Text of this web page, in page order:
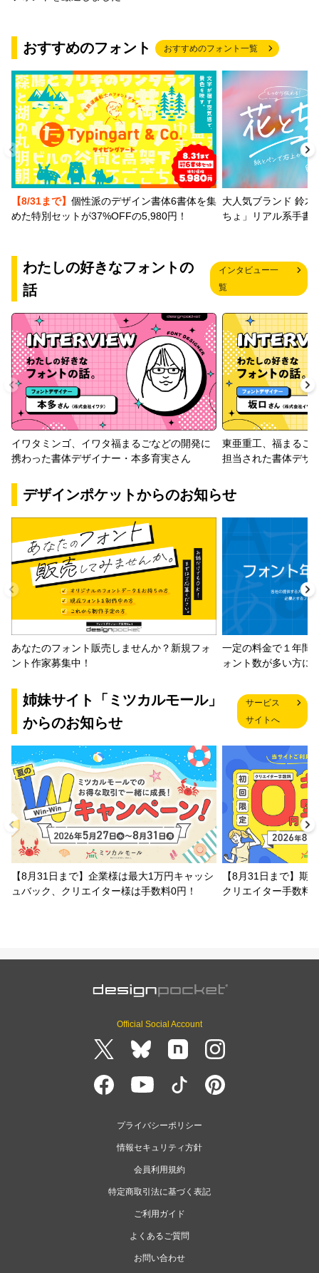
おすすめのフォント おすすめのフォント一覧
【8/31まで】 個性派のデザイン書体6書体を集
めた特別セットが37%OFFの5,980円！
大人気ブランド 鈴木
ちょ」リアル系手書
わたしの好きなフォントの
話
インタビュー一
覧
イワタミンゴ、イワタ福まるごなどの開発に
携わった書体デザイナー・本多育実さん
東亜重工、福まるご
担当された書体デザ
デザインポケットからのお知らせ
あなたのフォント販売しませんか？新規フォ
ント作家募集中！
一定の料金で１年間
ォント数が多い方に
姉妹サイト「ミツカルモール」
からのお知らせ
サービス
サイトへ
【8月31日まで】企業様は最大1万円キャッシ
ュバック、クリエイター様は手数料0円！
【8月31日まで】期
クリエイター手数料
Official Social Account
プライバシーポリシー
情報セキュリティ方針
会員利用規約
特定商取引法に基づく表記
ご利用ガイド
よくあるご質問
お問い合わせ